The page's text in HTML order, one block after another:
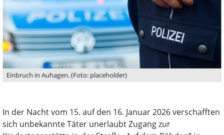
Einbruch in Auhagen. (Foto: placeholder)
In der Nacht vom 15. auf den 16. Januar 2026 verschafften
sich unbekannte Täter unerlaubt Zugang zur